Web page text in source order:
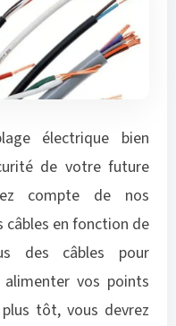
électrique bien
de votre future
compte de nos
câbles en fonction de
des câbles pour
vos points
plus tôt, vous devrez